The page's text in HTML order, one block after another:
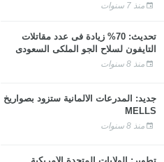
منذ 7 سنوات
تحديث: 70% زيادة فى عدد مقاتلات
التايفون لسلاح الجو الملكى السعودى
منذ 8 سنوات
جديد: المدرعات الألمانية ستزود بصواريخ
MELLS
منذ 8 سنوات